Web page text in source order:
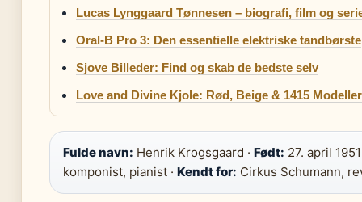
Lucas Lynggaard Tønnesen – biografi, film og
Oral-B Pro 3: Den essentielle elektriske tandbørste
Sjove Billeder: Find og skab de bedste selv
Love and Divine Kjole: Rød, Beige & 1415
Fulde navn: Henrik Krogsgaard · Født: 27. april
komponist, pianist · Kendt for: Cirkus Schumann,